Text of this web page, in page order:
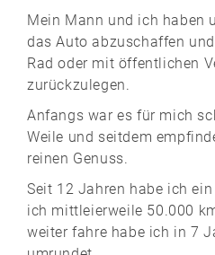
Mein Mann und ich haben
das Auto abzuschaffen
Rad oder mit öffentlichen
zurückzulegen.
Anfangs war es für mich
Weile und seitdem
reinen Genuss.
Seit 12 Jahren habe ich
ich mittleierweile 50.000
weiter fahre habe ich in 7